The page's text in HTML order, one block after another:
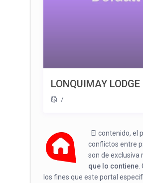
LONQUIMAY LODGE
/
El contenido, el
conflictos entre
son de exclusiva
que lo contiene
los fines que este portal